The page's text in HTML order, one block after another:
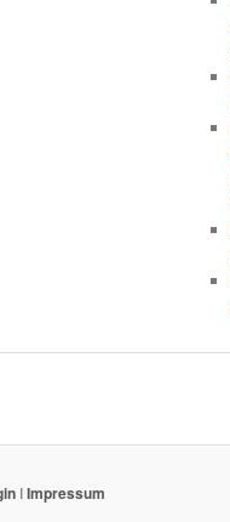
IImpressum